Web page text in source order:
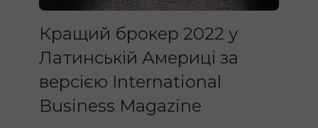
Кращий брокер 2022 у
Латинській Америці за
версією International
Business Magazine